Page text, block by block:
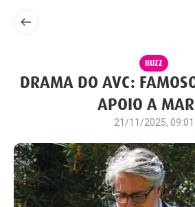
BUZZ
DRAMA DO AVC:
APOIO A
21/11/2025, 09:01